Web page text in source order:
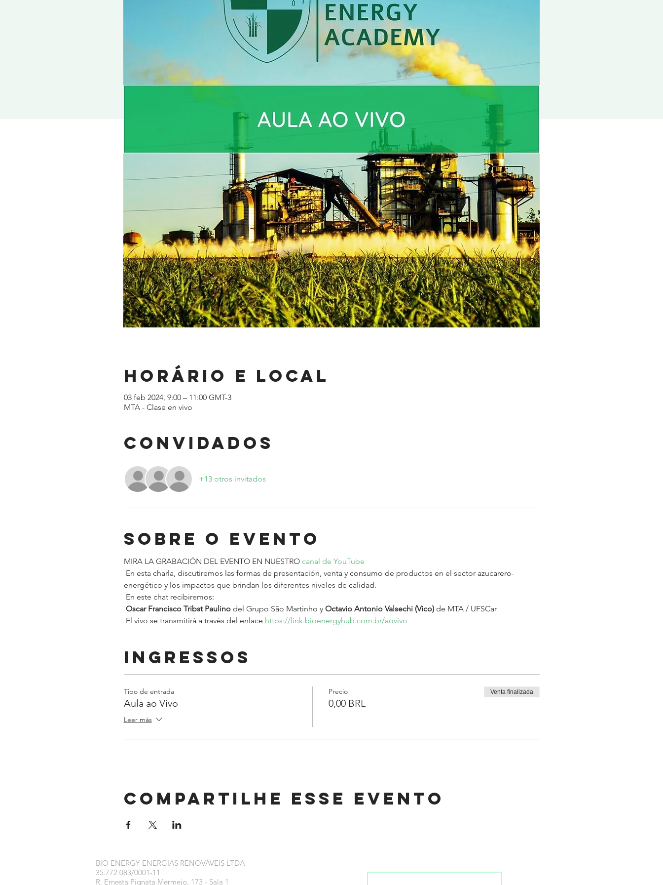
Horário e local
03 feb 2024, 9:00 – 11:00 GMT-3
MTA - Clase en vivo
Convidados
+13 otros invitados
Sobre o evento
MIRA LA GRABACIÓN DEL EVENTO EN NUESTRO canal de YouTube
energético y los impactos que brindan los diferentes niveles de calidad.
En este chat recibiremos:
Oscar Francisco Tribst Paulino del Grupo São Martinho y Octavio Antonio Valsechi (Vico) de MTA / UFSCar
El vivo se transmitirá a través del enlace https://link.bioenergyhub.com.br/aovivo
Ingressos
Tipo de entrada
Aula ao Vivo
Leer más
Precio
0,00 BRL
Venta finalizada
Compartilhe esse evento
BIO ENERGY ENERGIAS RENOVÁVEIS LTDA
35.772.083/0001-11
R. Ernesta Pignata Mermejo, 173 - Sala 1